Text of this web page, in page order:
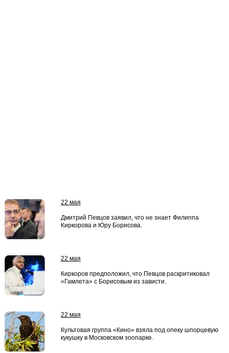
22 мая
Дмитрий Певцов заявил, что не знает Филиппа
Киркорова и Юру Борисова.
22 мая
Киркоров предположил, что Певцов раскритиковал
«Гамлета» с Борисовым из зависти.
22 мая
Культовая группа «Кино» взяла под опеку шпорцевую
кукушку в Московском зоопарке.